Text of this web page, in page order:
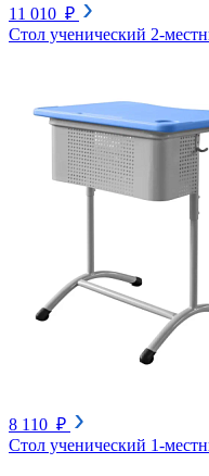
11 010 ₽
Стол ученический 2-
8 110 ₽
Стол ученический 1-